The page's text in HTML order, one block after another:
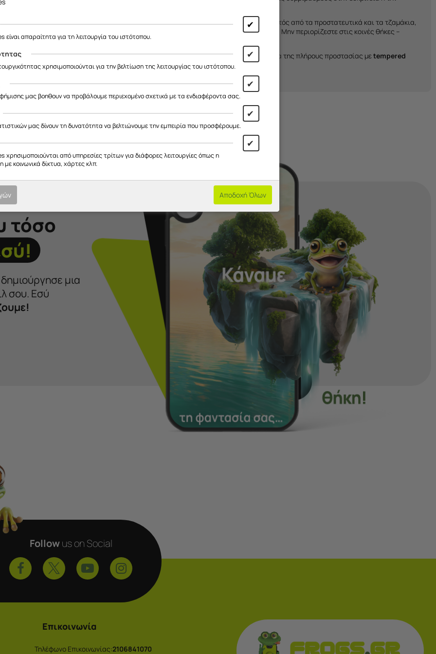
Παπανδρέου 75) και βρείτε τηντέλεια προστασία για το Samsung Galaxy A25 5G
. Εκτός από τα προστατευτικά και τα τζαμάκια,
, φέρνοντας τη μοναδική σας δημιουργία στην καθημερινότητά σας. Μην περιορίζεστε στις κοινές θήκες –
Επιλέξτε τα προστατευτικά για τοSamsung Galaxy A25 5Gκαι ανακαλύψτε την αξία της πλήρους προστασίας μεtempered
τόσο
μια
σου. Εσύ
Followus on Social
Επικοινωνία
Τηλέφωνο Επικοινωνίας:2106841070
✔
είναι απαραίτητα για τη λειτουργία του ιστότοπου.
✔
χρησιμοποιούνται για την βελτίωση της λειτουργίας του ιστότοπου.
✔
μας βοηθουν να προβάλουμε περιεχομένο σχετικά με τα ενδιαφέροντα σας.
✔
μας δίνουν τη δυνατότητα να βελτιώνουμε την εμπειρία που προσφέρουμε.
✔
χρησιμοποιούνται από υπηρεσίες τρίτων για διάφορες λειτουργίες όπως η
με κοινωνικά δίκτυα, χάρτες κλπ.
Αποδοχή Όλων